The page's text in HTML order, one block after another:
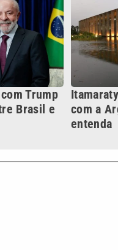
SIGA NAS REDES